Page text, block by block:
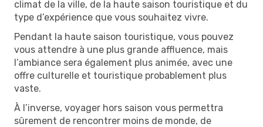
climat de la ville, de la haute saison touristique et du
type d’expérience que vous souhaitez vivre.
Pendant la haute saison touristique, vous pouvez
vous attendre à une plus grande affluence, mais
l’ambiance sera également plus animée, avec une
offre culturelle et touristique probablement plus
vaste.
À l’inverse, voyager hors saison vous permettra
sûrement de rencontrer moins de monde, de